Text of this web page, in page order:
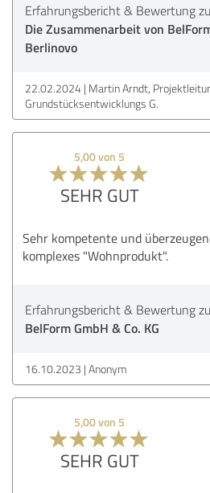
Erfahrungsbericht & Bewertung
Die Zusammenarbeit von
Berlinovo
22.02.2024 Martin Arndt,
Grundstücksentwicklungs G.
5,00 von 5
SEHR GUT
Sehr kompetente und
komplexes "Wohnprodukt".
Erfahrungsbericht & Bewertung
BelForm GmbH & Co. KG
16.10.2023 Anonym
5,00 von 5
SEHR GUT